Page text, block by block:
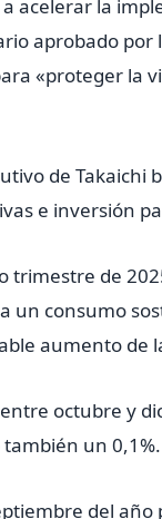
acelerar la
aprobado por
«proteger la
de
e inversión
trimestre de
un consumo
aumento de
octubre y
un 0,1%.
del